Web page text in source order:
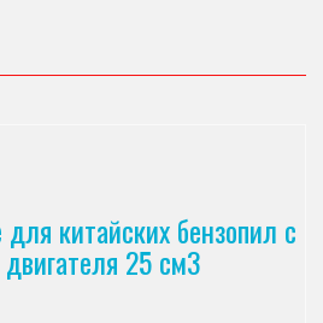
китайских бензопил с
25 см3